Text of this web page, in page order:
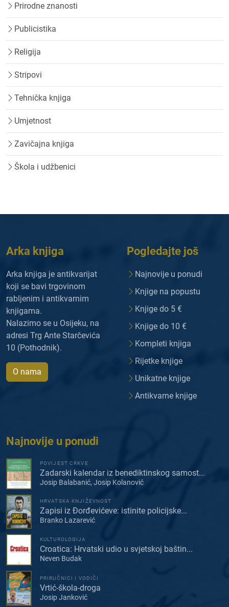
Prirodne znanosti
Publicistika
Religija
Stripovi
Tehnička knjiga
Umjetnost
Zavičajna knjiga
Škola i udžbenici
Arka knjiga
Arka knjiga je antikvarijat
koji se bavi trgovinom
rabljenim i antikvarnim
knjigama.
Nalazimo se u Osijeku, na
adresi Trg Ante Starčevića
10 (Pothodnik).
O nama
Pogledajte još
Najnovije u ponudi
Knjige na popustu
Knjige do 5 €
Knjige do 10 €
Kompleti knjiga
Rijetke knjige
Unikatne knjige
Antikvarne knjige
Najnovije u ponudi
POVIJEST CRKVE
Zadarski kalendar iz benediktinskog samost...
Josip Balabanić, Josip Kolanović
HRVATSKA KNJIŽEVNOST
Zapisi iz Đorđevićeve: istinite policijske...
Branko Lazarević
KULTUROLOGIJA
Croatica: Hrvatski udio u svjetskoj baštin...
Neven Budak
PRIRUČNICI I VODIČI
Vrtić-škola-droga
Josip Janković